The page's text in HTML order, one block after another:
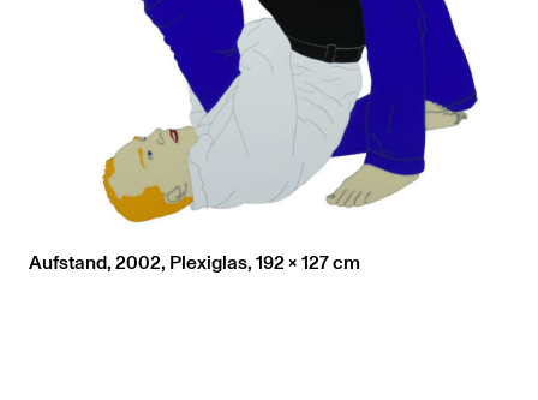
Aufstand, 2002, Plexiglas, 192 x 127 cm